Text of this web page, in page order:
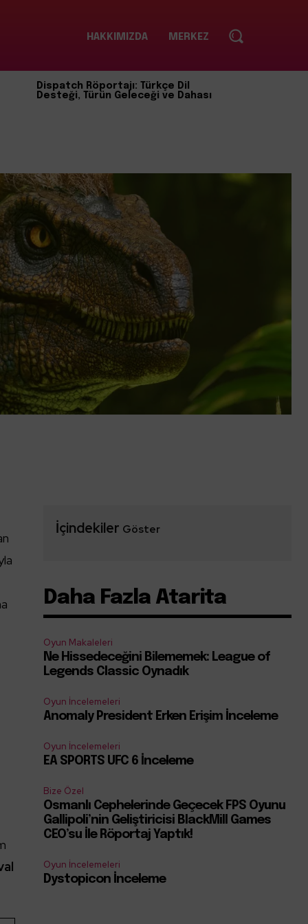
HAKKIMIZDA MERKEZ
Dispatch Röportajı: Türkçe Dil
Desteği, Türün Geleceği ve Dahası
İçindekiler Göster
Daha Fazla Atarita
Oyun Makaleleri
Ne Hissedeceğini Bilememek: League of
Legends Classic Oynadık
Oyun İncelemeleri
Anomaly President Erken Erişim İnceleme
Oyun İncelemeleri
EA SPORTS UFC 6 İnceleme
Bize Özel
Osmanlı Cephelerinde Geçecek FPS Oyunu
Gallipoli’nin Geliştiricisi BlackMill Games
CEO’su İle Röportaj Yaptık!
Oyun İncelemeleri
Dystopicon İnceleme